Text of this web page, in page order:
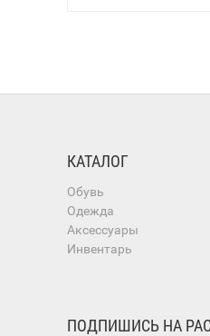
КАТАЛОГ
Обувь
Одежда
Аксессуары
Инвентарь
ПОДПИШИСЬ НА